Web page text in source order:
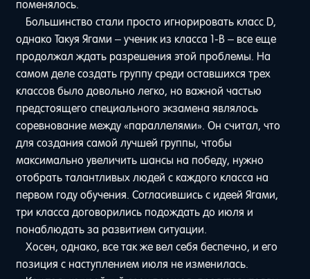
поменялось.
Большинство стали просто игнорировать класс D,
однако Такуя Ягами – ученик из класса 1-B – все еще
продолжал ждать разрешения этой проблемы. На
самом деле создать группу среди оставшихся трех
классов было довольно легко, но важной частью
предстоящего специального экзамена являлось
соревнование между «параллелями». Он считал, что
для создания самой лучшей группы, чтобы
максимально увеличить шансы на победу, нужно
отобрать талантливых людей с каждого класса на
первом году обучения. Согласившись с идеей Ягами,
три класса договорились подождать до июля и
понаблюдать за развитием ситуации.
Хосен, однако, все так же вел себя беспечно, и его
позиция с наступлением июля не изменилась.